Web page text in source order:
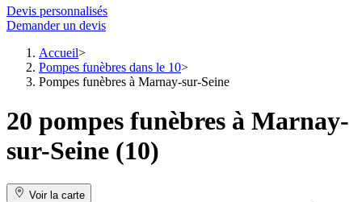
Devis personnalisés
Demander un devis
Accueil
Pompes funèbres dans le 10
Pompes funèbres à Marnay-sur-Seine
20 pompes funèbres à Marnay-
sur-Seine (10)
Voir la carte